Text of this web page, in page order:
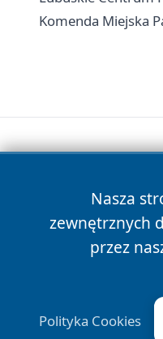
Komenda Miejska
Nasza
zewnętrznych
przez
Polityka Cookies